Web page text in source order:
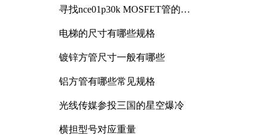
寻找nce01p30k MOSFET管的合
电梯的尺寸有哪些规格
镀锌方管尺寸一般有哪些
铝方管有哪些常见规格
光线传媒参投三国的星空爆冷
横担型号对应重量